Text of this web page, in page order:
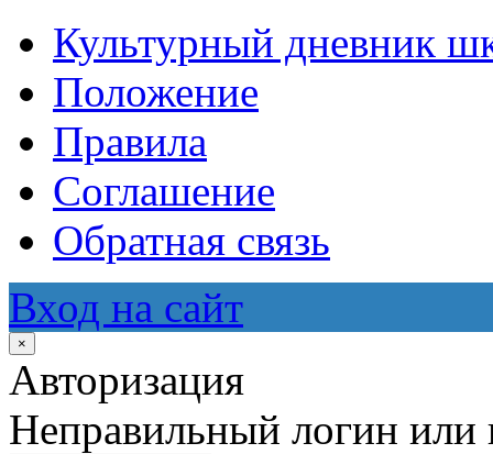
Культурный дневник
Положение
Правила
Соглашение
Обратная связь
Вход на сайт
×
Авторизация
Неправильный логин или